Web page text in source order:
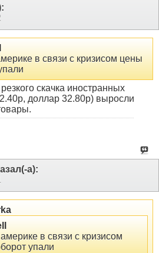
в связи с кризисом цены
скачка иностранных
доллар 32.80р) выросли
а):
в связи с кризисом
упали